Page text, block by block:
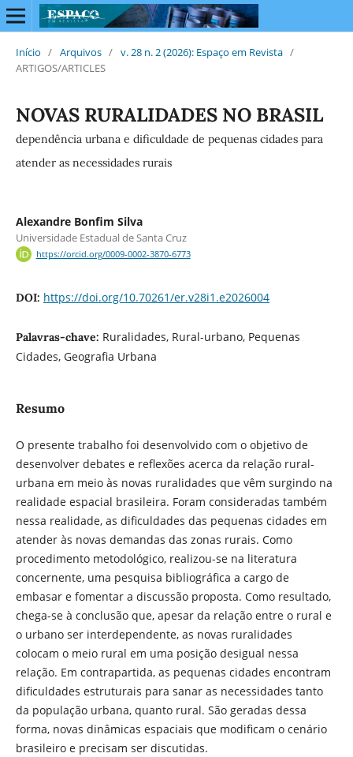
Início / Arquivos / v. 28 n. 2 (2026): Espaço em Revista /
ARTIGOS/ARTICLES
NOVAS RURALIDADES NO BRASIL
dependência urbana e dificuldade de pequenas cidades para
atender as necessidades rurais
Alexandre Bonfim Silva
Universidade Estadual de Santa Cruz
https://orcid.org/0009-0002-3870-6773
DOI: https://doi.org/10.70261/er.v28i1.e2026004
Palavras-chave: Ruralidades, Rural-urbano, Pequenas
Cidades, Geografia Urbana
Resumo
O presente trabalho foi desenvolvido com o objetivo de
desenvolver debates e reflexões acerca da relação rural-
urbana em meio às novas ruralidades que vêm surgindo na
realidade espacial brasileira. Foram consideradas também
nessa realidade, as dificuldades das pequenas cidades em
atender às novas demandas das zonas rurais. Como
procedimento metodológico, realizou-se na literatura
concernente, uma pesquisa bibliográfica a cargo de
embasar e fomentar a discussão proposta. Como resultado,
chega-se à conclusão que, apesar da relação entre o rural e
o urbano ser interdependente, as novas ruralidades
colocam o meio rural em uma posição desigual nessa
relação. Em contrapartida, as pequenas cidades encontram
dificuldades estruturais para sanar as necessidades tanto
da população urbana, quanto rural. São geradas dessa
forma, novas dinâmicas espaciais que modificam o cenário
brasileiro e precisam ser discutidas.